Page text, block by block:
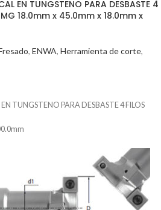
system ensures a secure hold, making it
With a working speed of 600 RPM, it enhances
operations.
EN TUNGSTENO PARA DESBASTE 4
18.0mm x 45.0mm x 18.0mm x
, ENWA, Herramienta de corte,
TUNGSTENO PARA DESBASTE 4 FILOS
P K H